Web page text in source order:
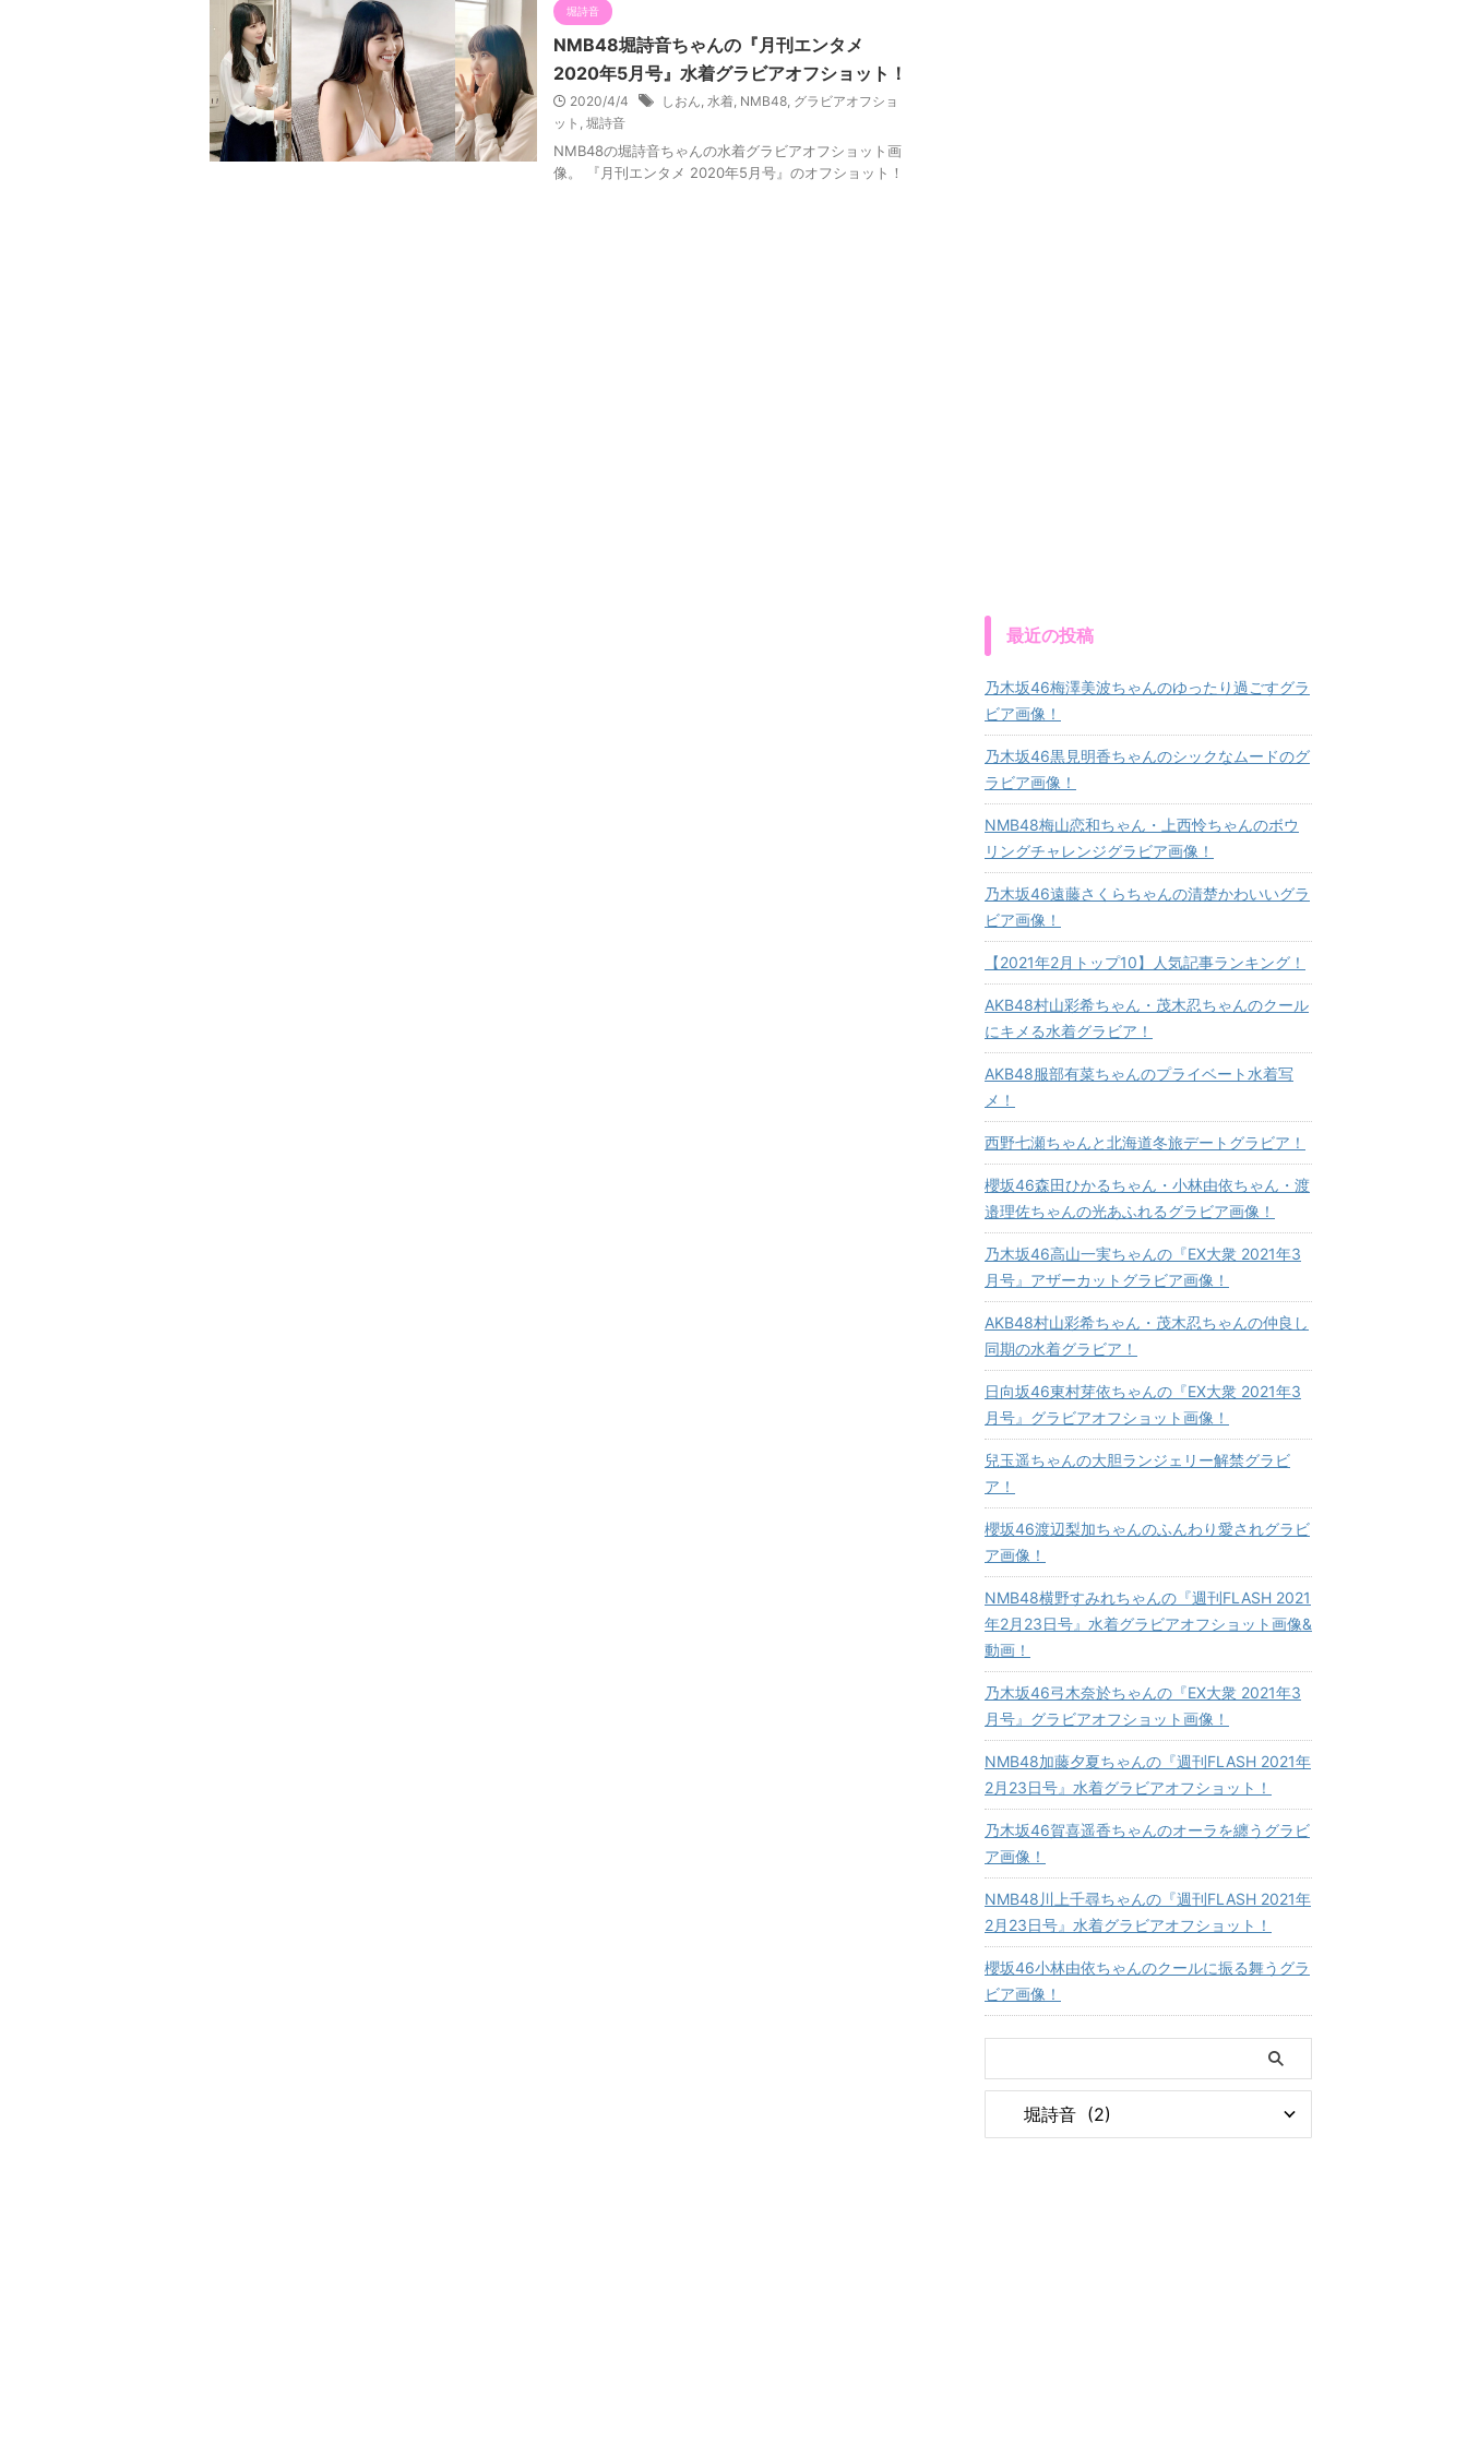
堀詩音
NMB48堀詩音ちゃんの『月刊エンタメ
2020年5月号』水着グラビアオフショット！
2020/4/4 しおん, 水着, NMB48, グラビアオフショ
ット , 堀詩音
NMB48の堀詩音ちゃんの水着グラビアオフショット画
像。 『月刊エンタメ 2020年5月号』のオフショット！
最近の投稿
乃木坂46梅澤美波ちゃんのゆったり過ごすグラ
ビア画像！
乃木坂46黒見明香ちゃんのシックなムードのグ
ラビア画像！
NMB48梅山恋和ちゃん・上西怜ちゃんのボウ
リングチャレンジグラビア画像！
乃木坂46遠藤さくらちゃんの清楚かわいいグラ
ビア画像！
【2021年2月トップ10】人気記事ランキング！
AKB48村山彩希ちゃん・茂木忍ちゃんのクール
にキメる水着グラビア！
AKB48服部有菜ちゃんのプライベート水着写
メ！
西野七瀬ちゃんと北海道冬旅デートグラビア！
櫻坂46森田ひかるちゃん・小林由依ちゃん・渡
邉理佐ちゃんの光あふれるグラビア画像！
乃木坂46高山一実ちゃんの『EX大衆 2021年3
月号』アザーカットグラビア画像！
AKB48村山彩希ちゃん・茂木忍ちゃんの仲良し
同期の水着グラビア！
日向坂46東村芽依ちゃんの『EX大衆 2021年3
月号』グラビアオフショット画像！
兒玉遥ちゃんの大胆ランジェリー解禁グラビ
ア！
櫻坂46渡辺梨加ちゃんのふんわり愛されグラビ
ア画像！
NMB48横野すみれちゃんの『週刊FLASH 2021
年2月23日号』水着グラビアオフショット画像&
動画！
乃木坂46弓木奈於ちゃんの『EX大衆 2021年3
月号』グラビアオフショット画像！
NMB48加藤夕夏ちゃんの『週刊FLASH 2021年
2月23日号』水着グラビアオフショット！
乃木坂46賀喜遥香ちゃんのオーラを纏うグラビ
ア画像！
NMB48川上千尋ちゃんの『週刊FLASH 2021年
2月23日号』水着グラビアオフショット！
櫻坂46小林由依ちゃんのクールに振る舞うグラ
ビア画像！